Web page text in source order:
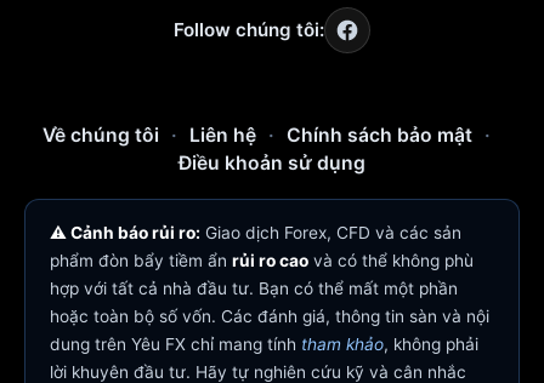
Follow chúng tôi:
Về chúng tôi · Liên hệ · Chính sách bảo mật
·
Điều khoản sử dụng
⚠️ Cảnh báo rủi ro: Giao dịch Forex, CFD và các sản
phẩm đòn bẩy tiềm ẩn rủi ro cao và có thể không phù
hợp với tất cả nhà đầu tư. Bạn có thể mất một phần
hoặc toàn bộ số vốn. Các đánh giá, thông tin sàn và nội
dung trên Yêu FX chỉ mang tính tham khảo, không phải
lời khuyên đầu tư. Hãy tự nghiên cứu kỹ và cân nhắc